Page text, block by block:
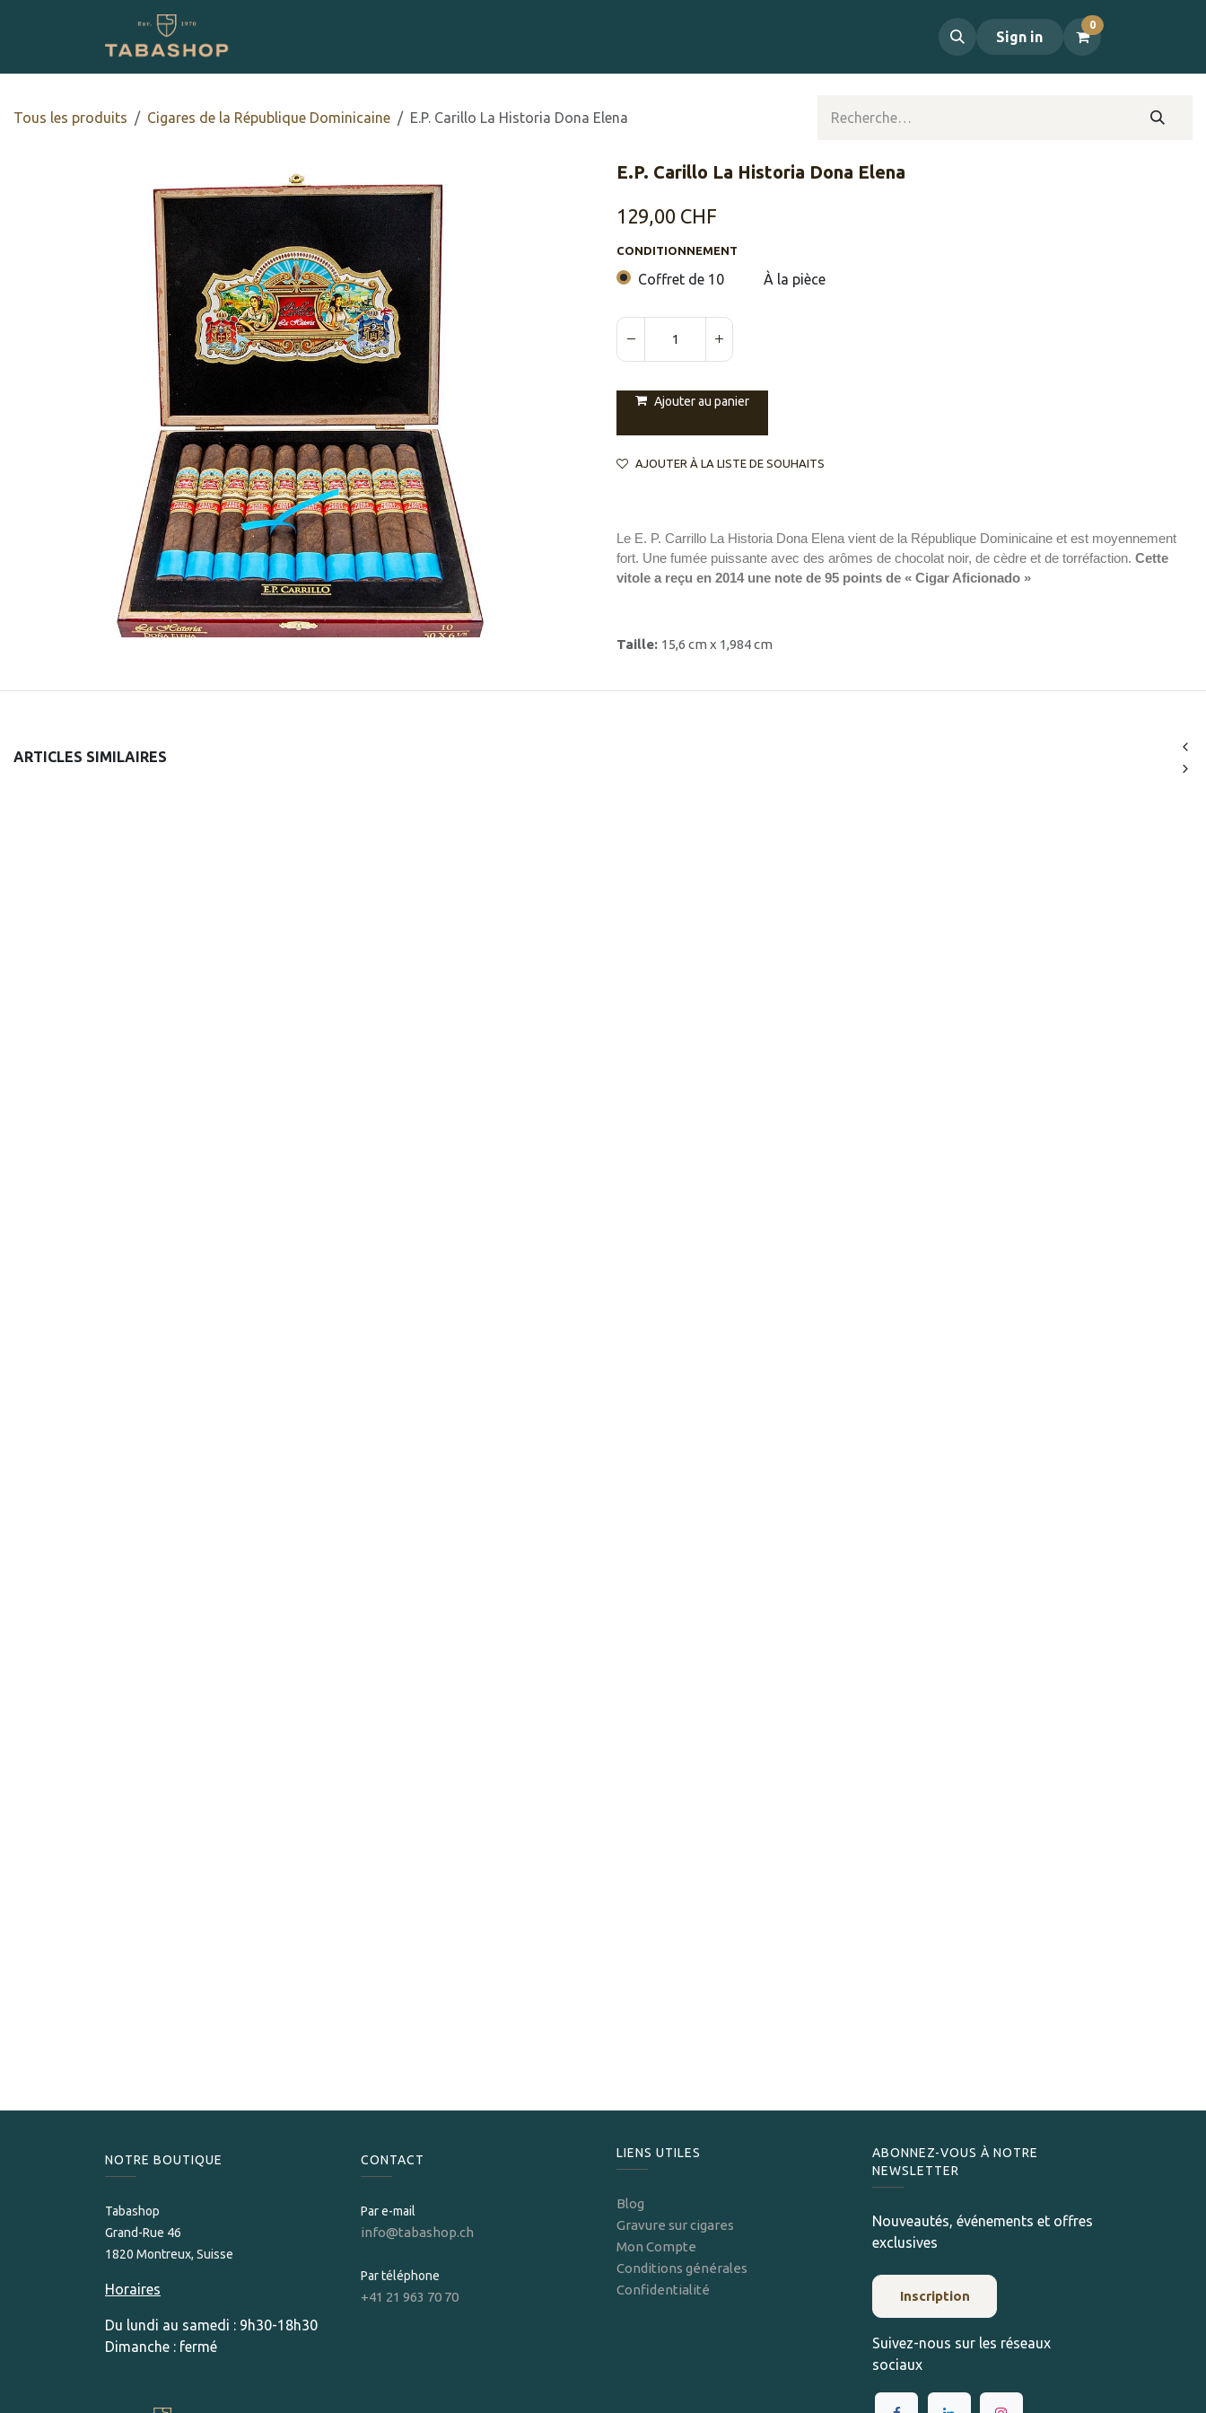
Sign in
0
Tous les produits Cigares de la République Dominicaine ​​E.P. Carillo La Historia Dona Elena
​​E.P. Carillo La Historia Dona Elena
129,00 CHF
CONDITIONNEMENT
Coffret de 10 À la pièce
Ajouter au panier
AJOUTER À LA LISTE DE SOUHAITS
Le E. P. Carrillo La Historia Dona Elena vient de la République Dominicaine et est moyennement
fort. Une fumée puissante avec des arômes de chocolat noir, de cèdre et de torréfaction. Cette
vitole a reçu en 2014 une note de 95 points de « Cigar Aficionado »
Taille: 15,6 cm x 1,984 cm
ARTICLES SIMILAIRES
NOTRE BOUTIQUE
Tabashop
Grand-Rue 46
1820 Montreux, Suisse
Horaires
Du lundi au samedi : 9h30-18h30
Dimanche : fermé
CONTACT
Par e-mail
info@tabashop.ch
Par téléphone
+41 21 963 70 70
LIENS UTILES
Blog
Gravure sur cigares
Mon Compte
Conditions générales
Confidentialité
ABONNEZ-VOUS À NOTRE
NEWSLETTER
Nouveautés, événements et offres
exclusives
Inscription
Suivez-nous sur les réseaux
sociaux